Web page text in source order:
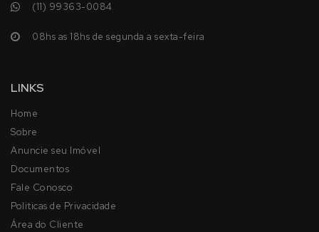
(11) 99363-0084
08hs as 18hs de segunda a sexta-feira
LINKS
Home
Sobre
Anuncie seu Imóvel
Documentos
Fale Conosco
Politicas de Privacidade
Área do Cliente